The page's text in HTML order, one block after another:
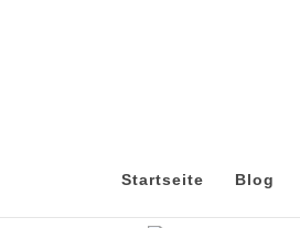
Startseite Blog